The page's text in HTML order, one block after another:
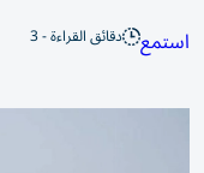
استمع دقائق القراءة - 3